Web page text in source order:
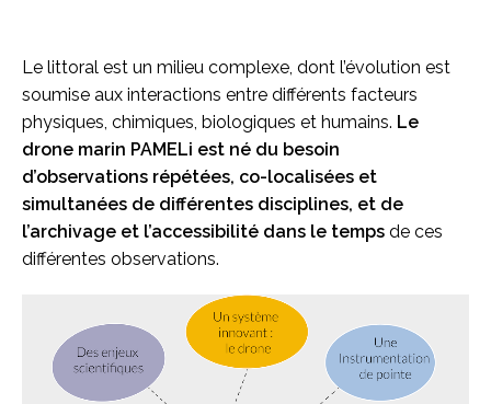
Le littoral est un milieu complexe, dont l’évolution est
soumise aux interactions entre différents facteurs
physiques, chimiques, biologiques et humains. Le
drone marin PAMELi est né du besoin
d’observations répétées, co-localisées et
simultanées de différentes disciplines, et de
l’archivage et l’accessibilité dans le temps de ces
différentes observations.